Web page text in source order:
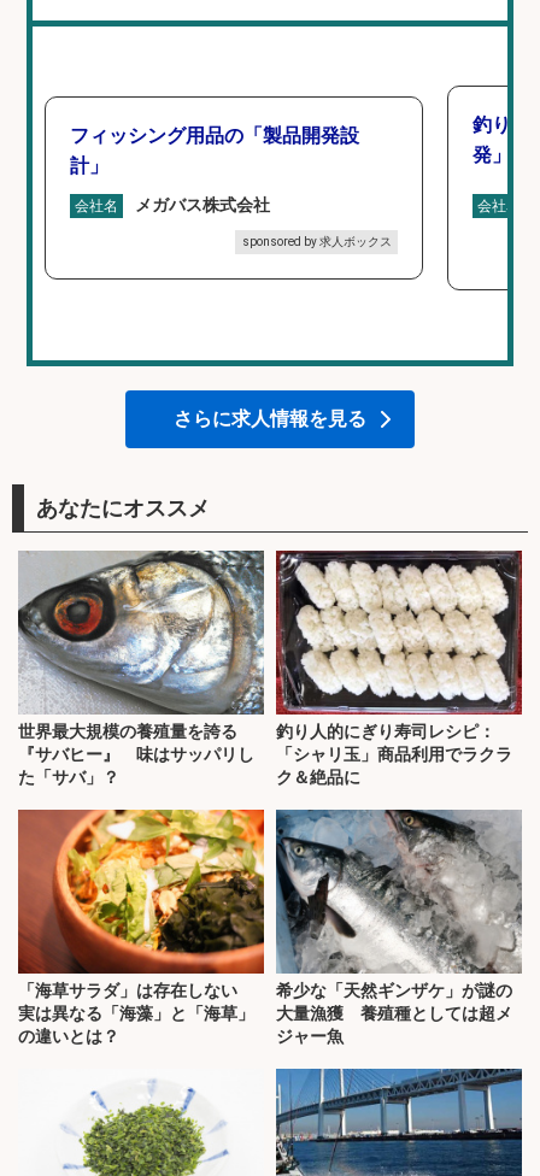
フィッシング用品の「製品開発設
計」
会社名 メガバス株式会社
sponsored by 求人ボックス
釣り好
発」/
会社名
さらに求人情報を見る
あなたにオススメ
世界最大規模の養殖量を誇る
『サバヒー』 味はサッパリし
た「サバ」？
釣り人的にぎり寿司レシピ：
「シャリ玉」商品利用でラクラ
ク＆絶品に
「海草サラダ」は存在しない
実は異なる「海藻」と「海草」
の違いとは？
希少な「天然ギンザケ」が謎の
大量漁獲 養殖種としては超メ
ジャー魚